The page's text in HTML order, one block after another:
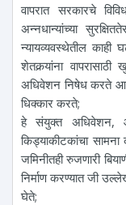
वापरात सरकारचे
अन्नधान्यांच्या
न्यायव्यवस्थेतील काही
शेतकर्‍यांना
अधिवेशन निषेध करते
धिक्कार करते;
हे संयुक्त अधिवेशन,
किड्याकीटकांचा
जमिनीतही रुजणारी
निर्माण करण्यात जी
घेते;